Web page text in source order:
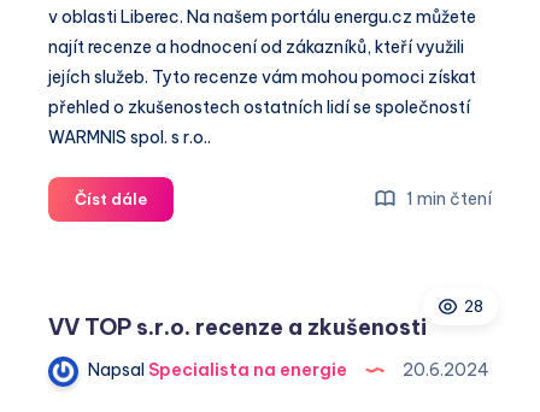
v oblasti Liberec. Na našem portálu energu.cz můžete
najít recenze a hodnocení od zákazníků, kteří využili
jejích služeb. Tyto recenze vám mohou pomoci získat
přehled o zkušenostech ostatních lidí se společností
WARMNIS spol. s r.o..
Číst dáleWARMNIS
spol.
a
zkušenosti
1 min čtení
28
VV TOP s.r.o. recenze a zkušenosti
Napsal Specialista na energie 20.6.2024